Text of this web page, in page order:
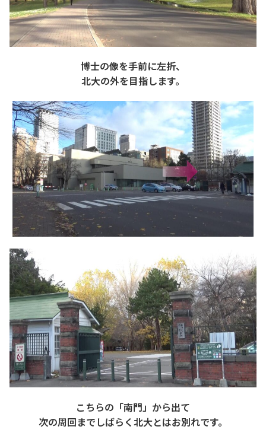
博士の像を手前に左折、
北大の外を目指します。
こちらの「南門」から出て
次の周回までしばらく北大とはお別れです。